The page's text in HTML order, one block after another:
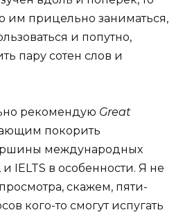
им прицельно заниматься,
и попутно,
пару сотен слов и
рекомендую Great
покорить
международных
IELTS в особенности. Я не
скажем, пяти-
кого-то смогут испугать